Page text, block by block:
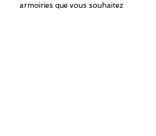
armoiries que vous souhaitez